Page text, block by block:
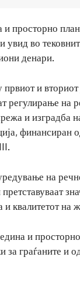
просторно
во
денари.
првиот и
регулирање на
и изградба
финансиран
на
квалитетот на
и
за граѓаните и